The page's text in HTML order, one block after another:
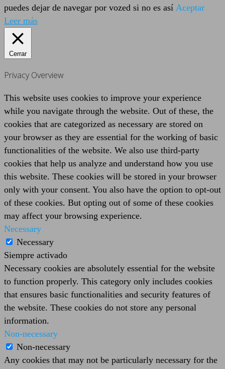
puedes dejar de navegar por vozed si no es así Aceptar
Leer más
Cerrar
Privacy Overview
This website uses cookies to improve your experience
while you navigate through the website. Out of these, the
cookies that are categorized as necessary are stored on
your browser as they are essential for the working of basic
functionalities of the website. We also use third-party
cookies that help us analyze and understand how you use
this website. These cookies will be stored in your browser
only with your consent. You also have the option to opt-out
of these cookies. But opting out of some of these cookies
may affect your browsing experience.
Necessary
Necessary
Siempre activado
Necessary cookies are absolutely essential for the website
to function properly. This category only includes cookies
that ensures basic functionalities and security features of
the website. These cookies do not store any personal
information.
Non-necessary
Non-necessary
Any cookies that may not be particularly necessary for the